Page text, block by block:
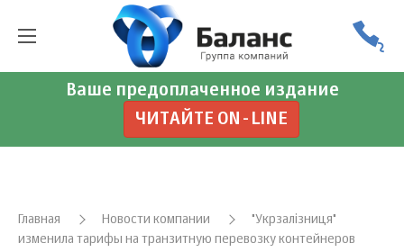
Ваше предоплаченное издание
ЧИТАЙТЕ ON-LINE
Главная Новости компании
"Укрзалізниця"
изменила тарифы на транзитную перевозку контейнеров